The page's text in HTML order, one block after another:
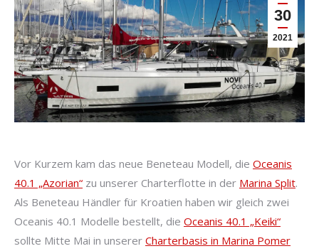
30
2021
Vor Kurzem kam das neue Beneteau Modell, die Oceanis
40.1 „Azorian“ zu unserer Charterflotte in der Marina Split.
Als Beneteau Händler für Kroatien haben wir gleich zwei
Oceanis 40.1 Modelle bestellt, die Oceanis 40.1 „Keiki“
sollte Mitte Mai in unserer Charterbasis in Marina Pomer